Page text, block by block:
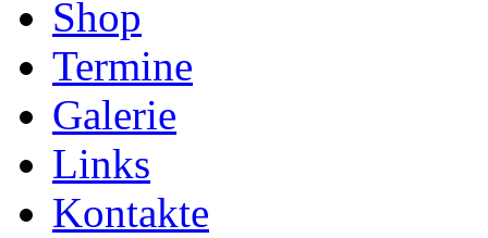
Shop
Termine
Galerie
Links
Kontakte